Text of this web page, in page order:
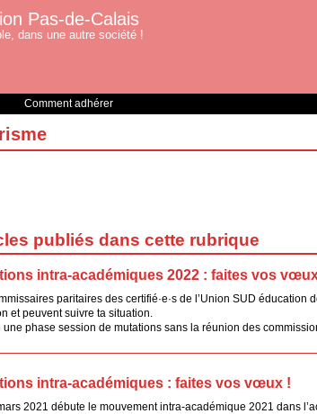
Pas-de-Calais
dans une autre société !
Comment adhérer
publiés dans cette rubrique
intra-académiques 2022 : faites vos
paritaires des certifié·e·s de l’Union SUD
et peuvent suivre ta situation.
une phase session de mutations sans la réunion des
intra-académiques : faites vos vœux !
2021 débute le mouvement intra-académique 2021 dans